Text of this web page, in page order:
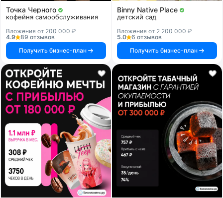
Точка Черного
кофейня самообслуживания
Вложения от 200 000 ₽
4.9
89 отзывов
Получить бизнес-план
Binny Native Place
детский сад
Вложения от 2 200 000 ₽
5.0
6 отзывов
Получить бизнес-план